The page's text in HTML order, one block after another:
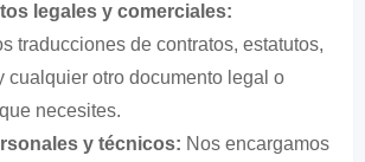
legales y comerciales:
traducciones de contratos, estatutos,
cualquier otro documento legal o
necesites.
y técnicos: Nos encargamos